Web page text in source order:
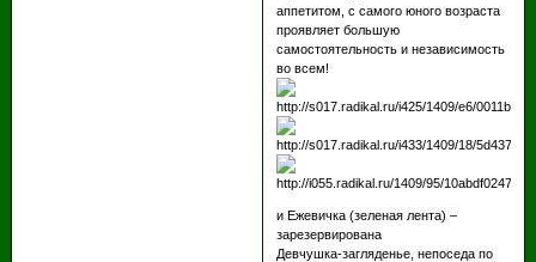
аппетитом, с самого юного возраста
проявляет большую
самостоятельность и независимость
во всем!
и Ежевичка (зеленая лента) –
зарезервирована
Девчушка-загляденье, непоседа по